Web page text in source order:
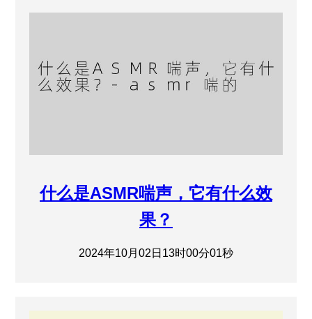
什么是ASMR喘声，它有什么效
果？
2024年10月02日13时00分01秒